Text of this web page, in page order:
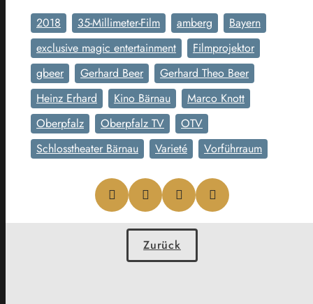
2018 35-Millimeter-Film amberg
Bayern
exclusive magic entertainment
Filmprojektor
gbeer
Gerhard Beer
Gerhard Theo Beer
Heinz Erhard
Kino Bärnau
Marco Knott
Oberpfalz
Oberpfalz TV
OTV
Schlosstheater Bärnau
Varieté Vorführraum
Zurück